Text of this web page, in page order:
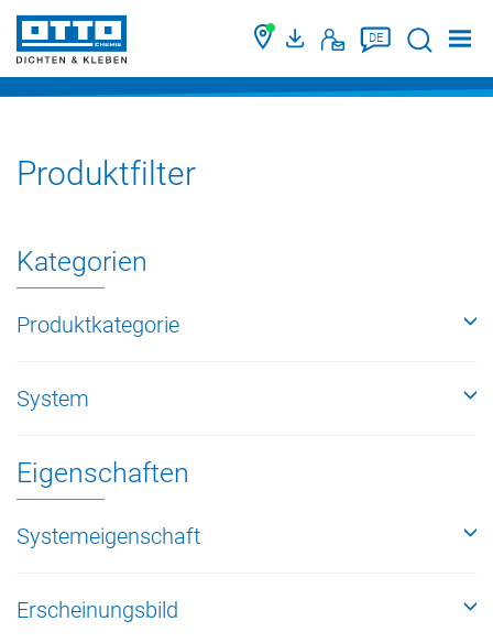
DE Suche
Produktfilter
Kategorien
Produktkategorie
System
Eigenschaften
Systemeigenschaft
Erscheinungsbild